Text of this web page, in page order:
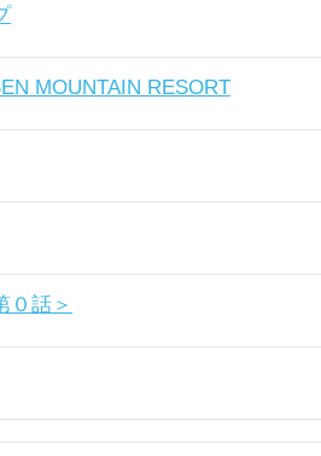
MOUNTAIN RESORT
０話＞